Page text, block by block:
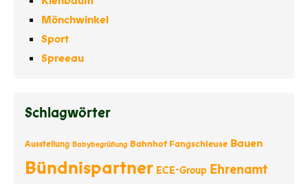
Mönchwinkel
Sport
Spreeau
Schlagwörter
Ausstellung Babybegrüßung Bahnhof Fangschleuse Bauen
Bündnispartner ECE-Group Ehrenamt